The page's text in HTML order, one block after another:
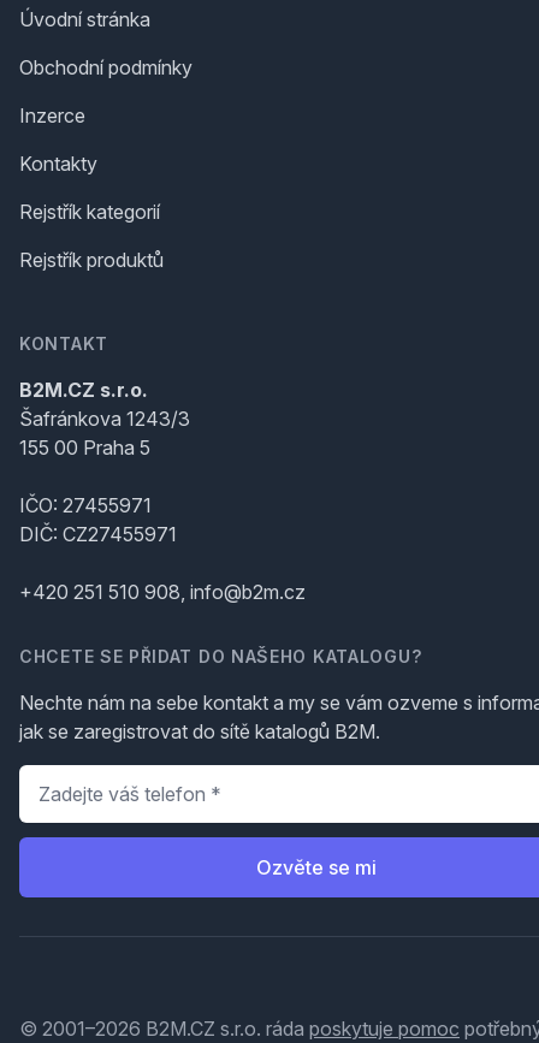
Úvodní stránka
Obchodní podmínky
Inzerce
Kontakty
Rejstřík kategorií
Rejstřík produktů
KONTAKT
B2M.CZ s.r.o.
Šafránkova 1243/3
155 00 Praha 5
IČO: 27455971
DIČ: CZ27455971
+420 251 510 908, info@b2m.cz
CHCETE SE PŘIDAT DO NAŠEHO KATALOGU?
Nechte nám na sebe kontakt a my se vám ozveme s
jak se zaregistrovat do sítě katalogů B2M.
Telefon
Ozvěte se mi
© 2001–2026 B2M.CZ s.r.o. ráda poskytuje pomoc